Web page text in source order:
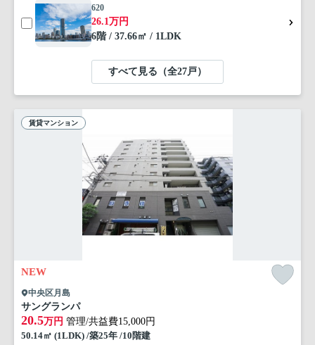
620
26.1万円
6階 / 37.66㎡ / 1LDK
すべて見る（全27戸）
賃貸マンション
NEW
中央区月島
サングランパ
20.5万円 管理/共益費15,000円
50.14㎡ (1LDK) /築25年 /10階建